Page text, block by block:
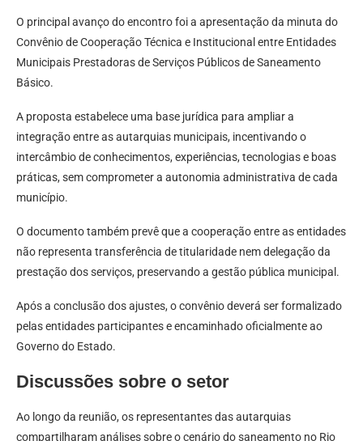
O principal avanço do encontro foi a apresentação da minuta do
Convênio de Cooperação Técnica e Institucional entre Entidades
Municipais Prestadoras de Serviços Públicos de Saneamento
Básico.
A proposta estabelece uma base jurídica para ampliar a
integração entre as autarquias municipais, incentivando o
intercâmbio de conhecimentos, experiências, tecnologias e boas
práticas, sem comprometer a autonomia administrativa de cada
município.
O documento também prevê que a cooperação entre as entidades
não representa transferência de titularidade nem delegação da
prestação dos serviços, preservando a gestão pública municipal.
Após a conclusão dos ajustes, o convênio deverá ser formalizado
pelas entidades participantes e encaminhado oficialmente ao
Governo do Estado.
Discussões sobre o setor
Ao longo da reunião, os representantes das autarquias
compartilharam análises sobre o cenário do saneamento no Rio